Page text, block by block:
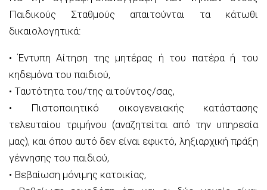
Παιδικούς Σταθμούς απαιτούνται τα κάτωθι
δικαιολογητικά:
•Έντυπη Αίτηση της μητέρας ή του πατέρα ή του
κηδεμόνα του παιδιού,
• Ταυτότητα του/της αιτούντος/σας,
• Πιστοποιητικό οικογενειακής κατάστασης
τελευταίου τριμήνου (αναζητείται από την υπηρεσία
μας), και όπου αυτό δεν είναι εφικτό, ληξιαρχική πράξη
γέννησης του παιδιού,
• Βεβαίωση μόνιμης κατοικίας,